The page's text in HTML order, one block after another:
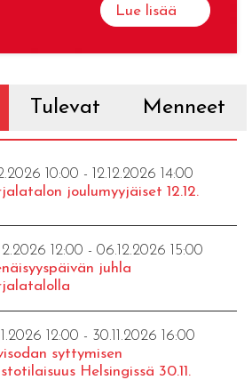
Lue lisää
Tulevat Menneet
10:00 - 12.12.2026 14:00
joulumyyjäiset 12.12.
12:00 - 06.12.2026 15:00
juhla
12:00 - 30.11.2026 16:00
syttymisen
Helsingissä 30.11.